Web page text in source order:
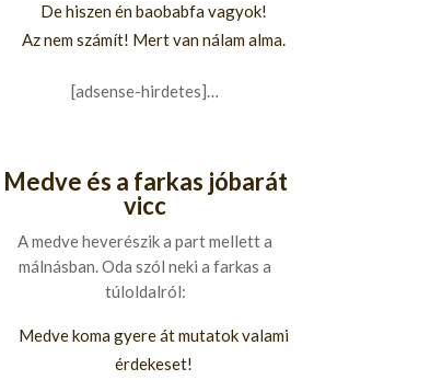
De hiszen én baobabfa vagyok!
Az nem számít! Mert van nálam alma.
[adsense-hirdetes]…
Medve és a farkas jóbarát
vicc
A medve heverészik a part mellett a
málnásban. Oda szól neki a farkas a
túloldalról:
Medve koma gyere át mutatok valami
érdekeset!